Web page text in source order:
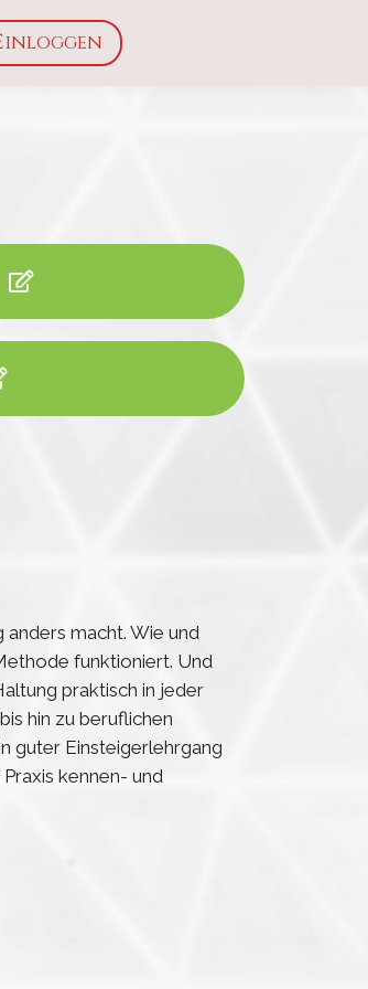
anders macht. Wie und
funktioniert. Und
praktisch in jeder
hin zu beruflichen
guter Einsteigerlehrgang
kennen- und